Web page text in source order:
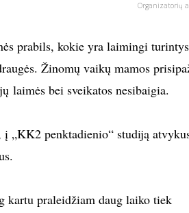
Organizatorių
prabils, kokie yra laimingi turintys
Žinomų vaikų mamos
laimės bei sveikatos nesibaigia.
„KK2 penktadienio“ studiją
kartu praleidžiam daug laiko tiek